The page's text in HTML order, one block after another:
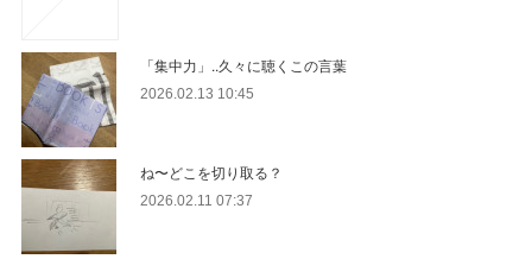
「集中力」..久々に聴くこの言葉
2026.02.13 10:45
ね〜どこを切り取る？
2026.02.11 07:37